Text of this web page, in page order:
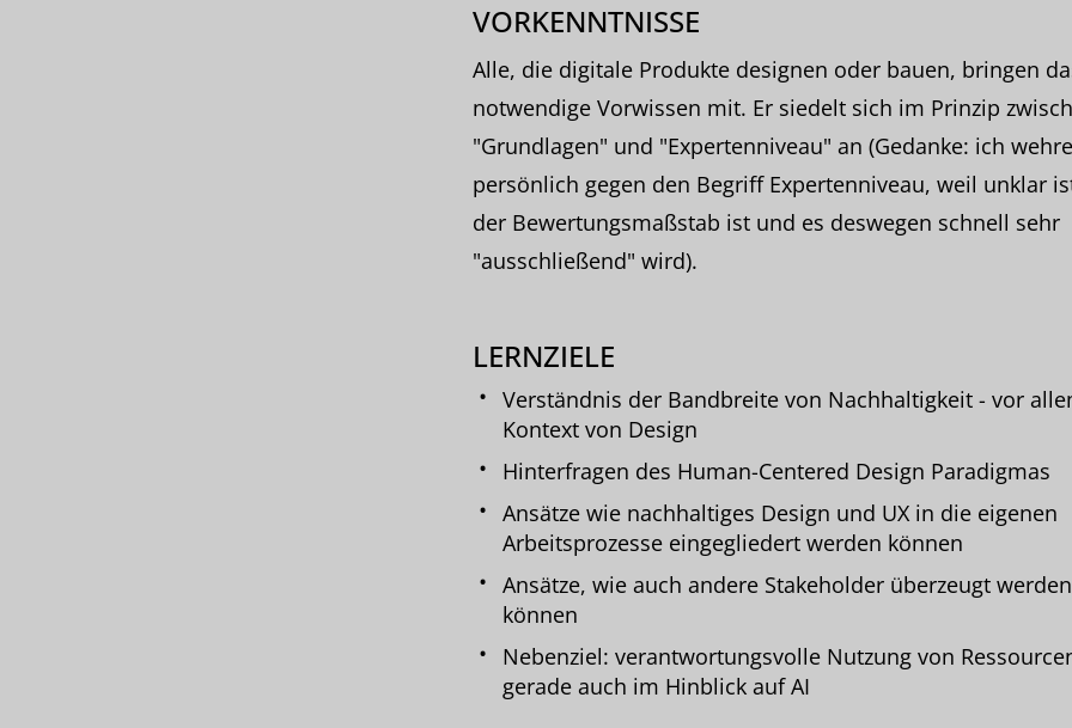
VORKENNTNISSE
Alle, die digitale Produkte designen oder bauen, bringen
notwendige Vorwissen mit. Er siedelt sich im Prinzip
"Grundlagen" und "Expertenniveau" an (Gedanke: ich
persönlich gegen den Begriff Expertenniveau, weil unklar
der Bewertungsmaßstab ist und es deswegen schnell sehr
"ausschließend" wird).
LERNZIELE
Verständnis der Bandbreite von Nachhaltigkeit - vor
Kontext von Design
Hinterfragen des Human-Centered Design Paradigmas
Ansätze wie nachhaltiges Design und UX in die eigenen
Arbeitsprozesse eingegliedert werden können
Ansätze, wie auch andere Stakeholder überzeugt werden
können
Nebenziel: verantwortungsvolle Nutzung von
gerade auch im Hinblick auf AI